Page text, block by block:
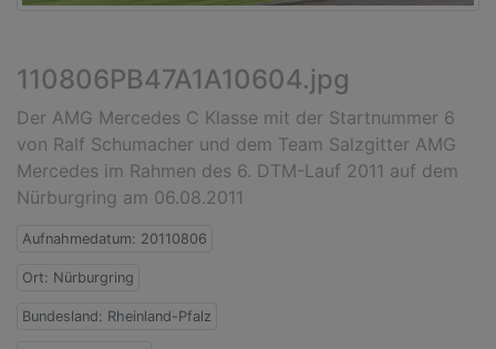
110806PB47A1A10604.jpg
Der AMG Mercedes C Klasse mit der Startnummer 6
von Ralf Schumacher und dem Team Salzgitter AMG
Mercedes im Rahmen des 6. DTM-Lauf 2011 auf dem
Nürburgring am 06.08.2011
Aufnahmedatum: 20110806
Ort: Nürburgring
Bundesland: Rheinland-Pfalz